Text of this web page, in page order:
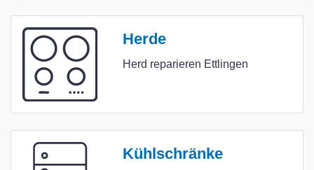
Herde
Herd reparieren Ettlingen
Kühlschränke